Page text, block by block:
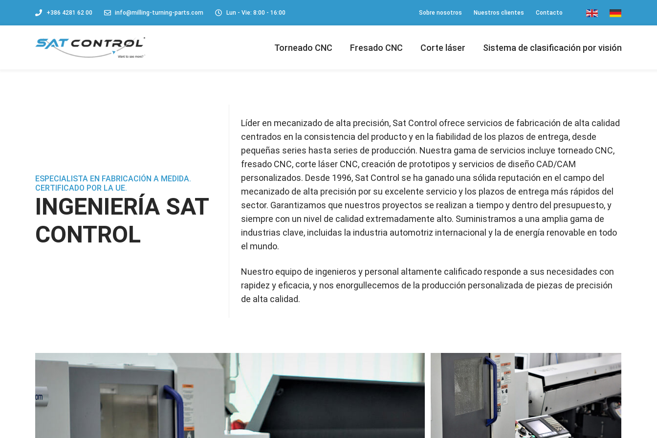
+386 4281 62 00 info@milling-turning-parts.com Lun - Vie: 8:00 - 16:00 Sobre nosotros Nuestros clientes Contacto
Torneado CNC Fresado CNC Corte láser Sistema de clasificación por visión
ESPECIALISTA EN FABRICACIÓN A MEDIDA.
CERTIFICADO POR LA UE.
INGENIERÍA SAT
CONTROL
Líder en mecanizado de alta precisión, Sat Control ofrece servicios de fabricación de alta calidad
centrados en la consistencia del producto y en la fiabilidad de los plazos de entrega, desde
pequeñas series hasta series de producción. Nuestra gama de servicios incluye torneado CNC,
fresado CNC, corte láser CNC, creación de prototipos y servicios de diseño CAD/CAM
personalizados. Desde 1996, Sat Control se ha ganado una sólida reputación en el campo del
mecanizado de alta precisión por su excelente servicio y los plazos de entrega más rápidos del
sector. Garantizamos que nuestros proyectos se realizan a tiempo y dentro del presupuesto, y
siempre con un nivel de calidad extremadamente alto. Suministramos a una amplia gama de
industrias clave, incluidas la industria automotriz internacional y la de energía renovable en todo
el mundo.
Nuestro equipo de ingenieros y personal altamente calificado responde a sus necesidades con
rapidez y eficacia, y nos enorgullecemos de la producción personalizada de piezas de precisión
de alta calidad.